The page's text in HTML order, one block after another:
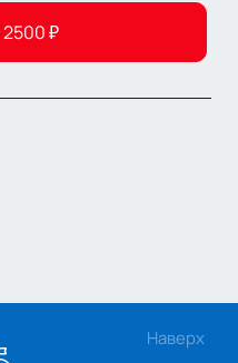
2500₽
Наверх